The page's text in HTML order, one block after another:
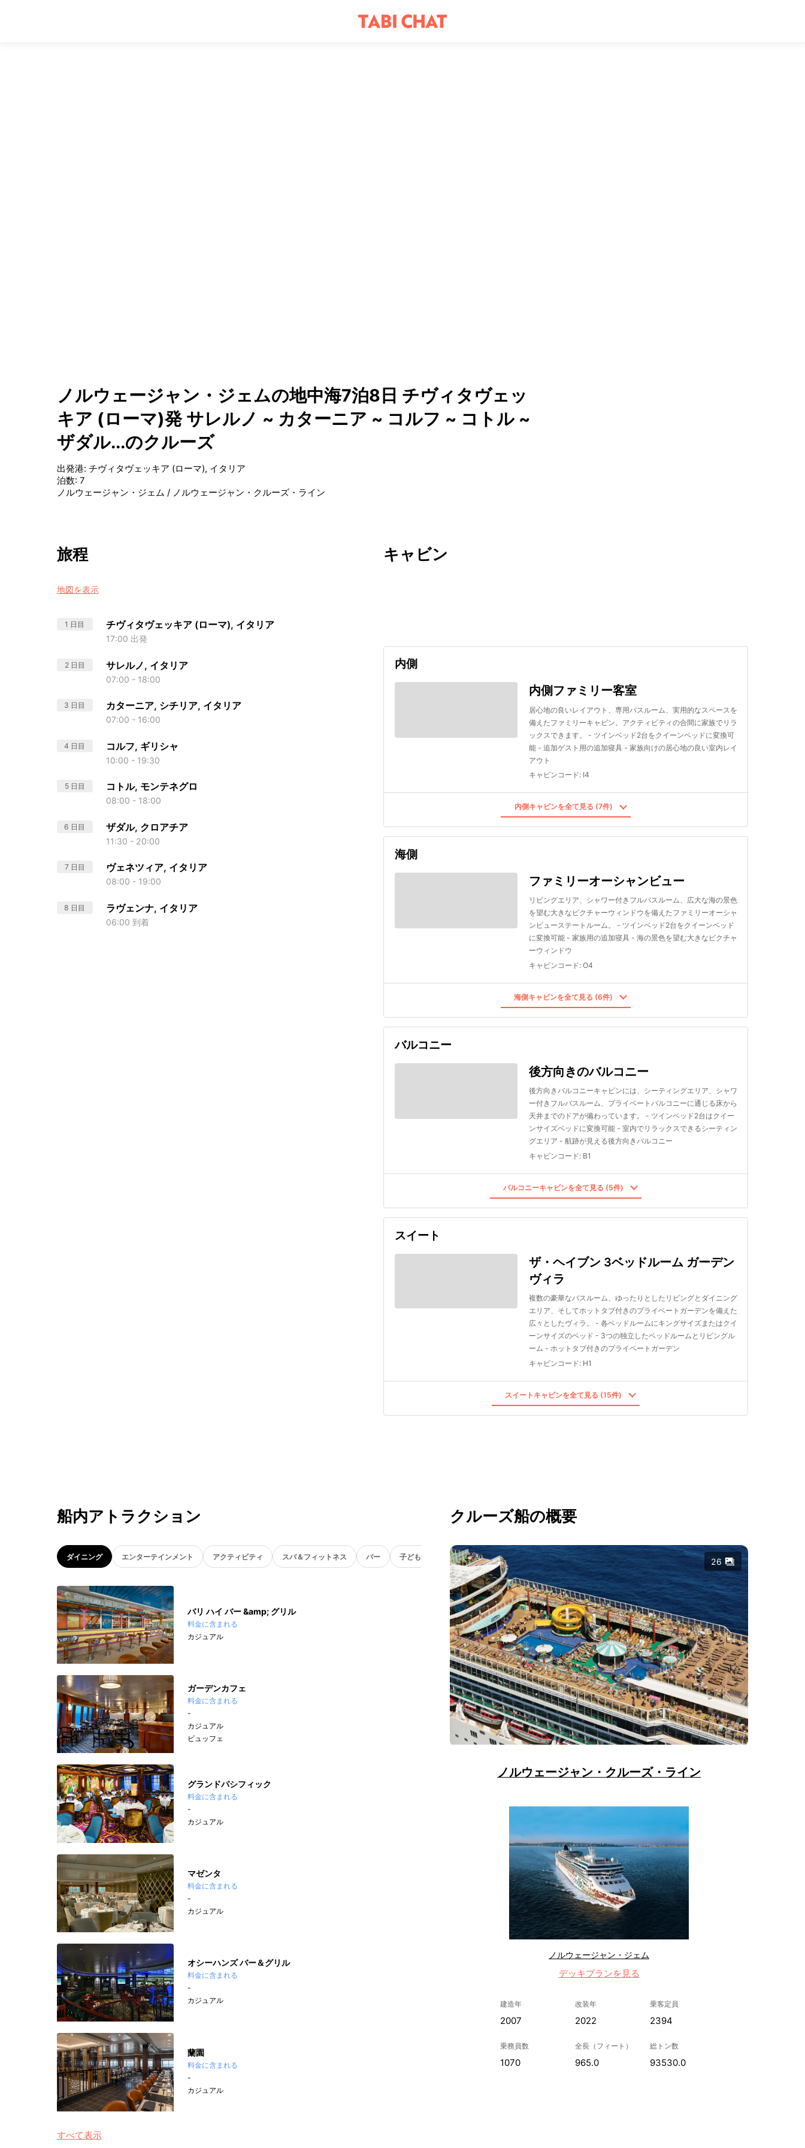
ノルウェージャン・ジェムの地中海7泊8日 チヴィタヴェッ
キア (ローマ)発 サレルノ ~ カターニア ~ コルフ ~ コトル ~
ザダル...のクルーズ
出発港: チヴィタヴェッキア (ローマ), イタリア
泊数: 7
ノルウェージャン・ジェム / ノルウェージャン・クルーズ・ライン
旅程
地図を表示
1 日目 チヴィタヴェッキア (ローマ), イタリア
17:00 出発
2 日目 サレルノ, イタリア
07:00 - 18:00
3 日目 カターニア, シチリア, イタリア
07:00 - 16:00
4 日目 コルフ, ギリシャ
10:00 - 19:30
5 日目 コトル, モンテネグロ
08:00 - 18:00
6 日目 ザダル, クロアチア
11:30 - 20:00
7 日目 ヴェネツィア, イタリア
08:00 - 19:00
8 日目 ラヴェンナ, イタリア
06:00 到着
キャビン
内側
内側ファミリー客室
居心地の良いレイアウト、専用バスルーム、実用的なスペースを
備えたファミリーキャビン。アクティビティの合間に家族でリラ
ックスできます。 - ツインベッド2台をクイーンベッドに変換可
能 - 追加ゲスト用の追加寝具 - 家族向けの居心地の良い室内レイ
アウト
キャビンコード: I4
内側キャビンを全て見る (7件)
海側
ファミリーオーシャンビュー
リビングエリア、シャワー付きフルバスルーム、広大な海の景色
を望む大きなピクチャーウィンドウを備えたファミリーオーシャ
ンビューステートルーム。 - ツインベッド2台をクイーンベッド
に変換可能 - 家族用の追加寝具 - 海の景色を望む大きなピクチャ
ーウィンドウ
キャビンコード: O4
海側キャビンを全て見る (6件)
バルコニー
後方向きのバルコニー
後方向きバルコニーキャビンには、シーティングエリア、シャワ
ー付きフルバスルーム、プライベートバルコニーに通じる床から
天井までのドアが備わっています。 - ツインベッド2台はクイー
ンサイズベッドに変換可能 - 室内でリラックスできるシーティン
グエリア - 航跡が見える後方向きバルコニー
キャビンコード: B1
バルコニーキャビンを全て見る (5件)
スイート
ザ・ヘイブン 3ベッドルーム ガーデン
ヴィラ
複数の豪華なバスルーム、ゆったりとしたリビングとダイニング
エリア、そしてホットタブ付きのプライベートガーデンを備えた
広々としたヴィラ。 - 各ベッドルームにキングサイズまたはクイ
ーンサイズのベッド - 3つの独立したベッドルームとリビングル
ーム - ホットタブ付きのプライベートガーデン
キャビンコード: H1
スイートキャビンを全て見る (15件)
船内アトラクション
ダイニング エンターテインメント アクティビティ スパ＆フィットネス バー 子ども向け
バリ ハイ バー &amp; グリル
料金に含まれる
カジュアル
ガーデンカフェ
料金に含まれる
-
カジュアル
ビュッフェ
グランドパシフィック
料金に含まれる
-
カジュアル
マゼンタ
料金に含まれる
-
カジュアル
オシーハンズ バー＆グリル
料金に含まれる
-
カジュアル
蘭園
料金に含まれる
-
カジュアル
すべて表示
クルーズ船の概要
26
ノルウェージャン・クルーズ・ライン
ノルウェージャン・ジェム
デッキプランを見る
建造年
2007
改装年
2022
乗客定員
2394
乗務員数
1070
全長（フィート）
965.0
総トン数
93530.0